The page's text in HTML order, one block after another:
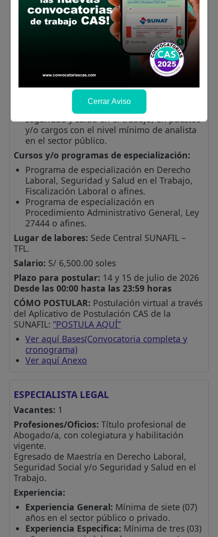
Vacantes:1
Profesiones/Oficios:Título profesional
universitario de Abogado/a, colegiado y
Experiencia General:
Mínima de cuatro (04)
años en el sector público o privado.
Experiencia Especifica:Mínima de tres (03)
años en materia de derecho laboral y/o
seguridad y salud en el trabajo, en puestos
y/o cargos con el nivel mínimo de analista
en el sector público.
Cursos y/o programas de especialización:
Programa de especialización en Derecho
Laboral, Seguridad y Salud en el Trabajo,
Fiscalización Laboral o afines.
Programa de especialización en
Procedimiento Administrativo General, Ley
27444 o afines.
Lugar de labores: Sede Central SUNAFIL –
TFL.
Salario: S/ 6,500.00 soles
Plazo para postular: 14 y 15 de julio de 2026
Desde las 00:00 hasta las 23:59 horas
CÓMO POSTULAR: Postulación virtual a través
del Aplicativo de Postulación CAS de la
SUNAFIL:”POSTULA AQUÍ”
Ver aquí Bases(Convocatoria completa y
cronograma)
Ver aquí Anexo
ESPECIALISTA LEGAL
Vacantes: 1
Profesiones/Oficios: Título profesional de
Abogado/a, con colegiatura y habilitación
vigente.
Egresado de Maestría en Derecho Laboral,
Seguridad Social y/o Seguridad y Salud en el
Trabajo.
Experiencia:
Experiencia General: Mínima de siete (07)
años en el sector público o privado.
Experiencia Especifica: Mínima de tres (03)
Cerrar Aviso